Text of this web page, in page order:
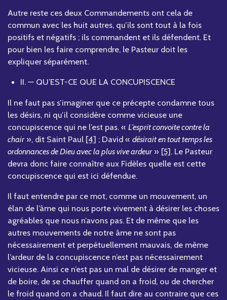
Autre reste ces deux Commandements ont cela de
commun avec les huit autres, qu’ils sont tout à la fois
positifs et négatifs ; ils commandent et ils défendent. Et
pour bien les faire comprendre, le Pasteur doit les
expliquer séparément.
II. — QU’EST-CE QUE LA CONCUPISCENCE
Il ne faut pas s’imaginer que ce précepte condamne tous
les désirs, ni qu’il considère comme vicieuse une
concupiscence qui ne l’est pas. « L’esprit convoite contre la
chair», dit Saint Paul [4] ; David « désirait en tout temps les
ordonnances de Dieu avec la plus vive ardeur» [5]. Le Pasteur
devra donc faire connaître aux Fidèles quelle est cette
concupiscence qui est ici défendue.
Il faut entendre par ce mot, comme un mouvement, un
élan de l’âme qui nous porte vivement à désirer les choses
agréables que nous n’avons pas. Et de même que les
autres mouvements de notre âme ne sont pas
nécessairement et perpétuellement mauvais, de même
l’ardeur de la concupiscence n’est pas nécessairement
vicieuse. Ainsi ce n’est pas un mal de désirer de manger et
de boire, de se chauffer quand on a froid, ou de chercher
le froid quand on a chaud. Il faut dire au contraire que ces